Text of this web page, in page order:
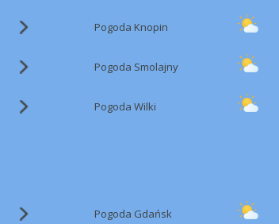
Pogoda Knopin
Pogoda Smolajny
Pogoda Wilki
Pogoda Gdańsk